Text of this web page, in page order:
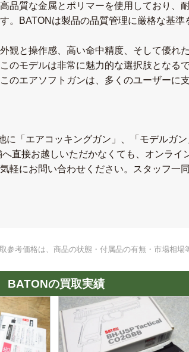
品質な金属とポリマーを使用しており、
。BATONは製品の品質管理に厳格な基
観と操作感、高い命中精度、そして優れ
のモデルは非常に魅力的な選択肢となる
のエアソフトガンは、多くのユーザーに
に「エアコッキングガン」、「モデルガ
直接お越しいただかなくても、オンラ
軽にお問い合わせください。スタッフ一
参考価格は、商品の状態・付属品の有無・市場相場
BATONの買取実績